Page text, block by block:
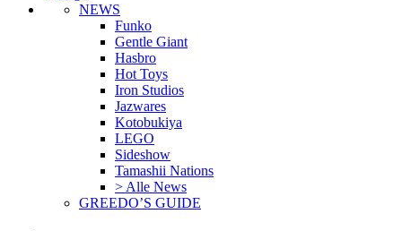
NEWS
Funko
Gentle Giant
Hasbro
Hot Toys
Iron Studios
Jazwares
Kotobukiya
LEGO
Sideshow
Tamashii Nations
> Alle News
GREEDO’S GUIDE